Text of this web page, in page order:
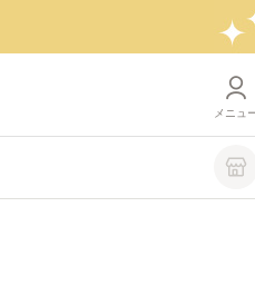
メニュ